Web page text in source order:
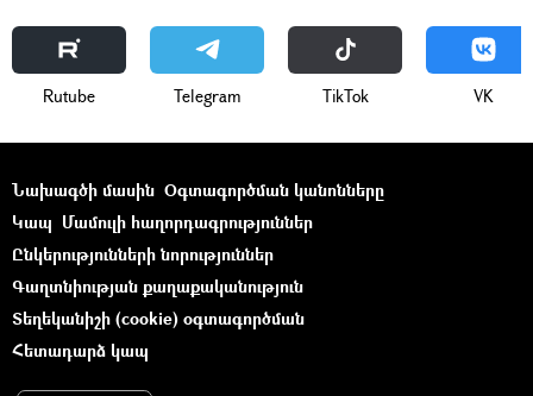
Rutube Telegram ТikТоk VK
Նախագծի մասին Օգտագործման կանոնները
Կապ Մամուլի հաղորդագրություններ
Ընկերությունների նորություններ
Գաղտնիության քաղաքականություն
Տեղեկանիշի (cookie) օգտագործման
Հետադարձ կապ